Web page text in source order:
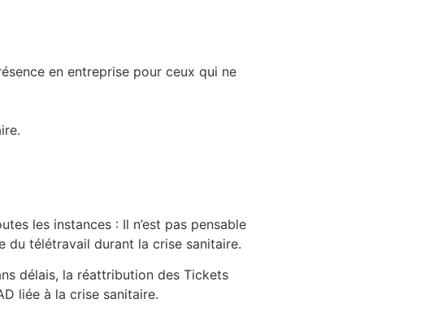
en entreprise pour ceux qui ne
les instances : Il n’est pas pensable
du télétravail durant la crise sanitaire.
délais, la réattribution des Tickets
liée à la crise sanitaire.